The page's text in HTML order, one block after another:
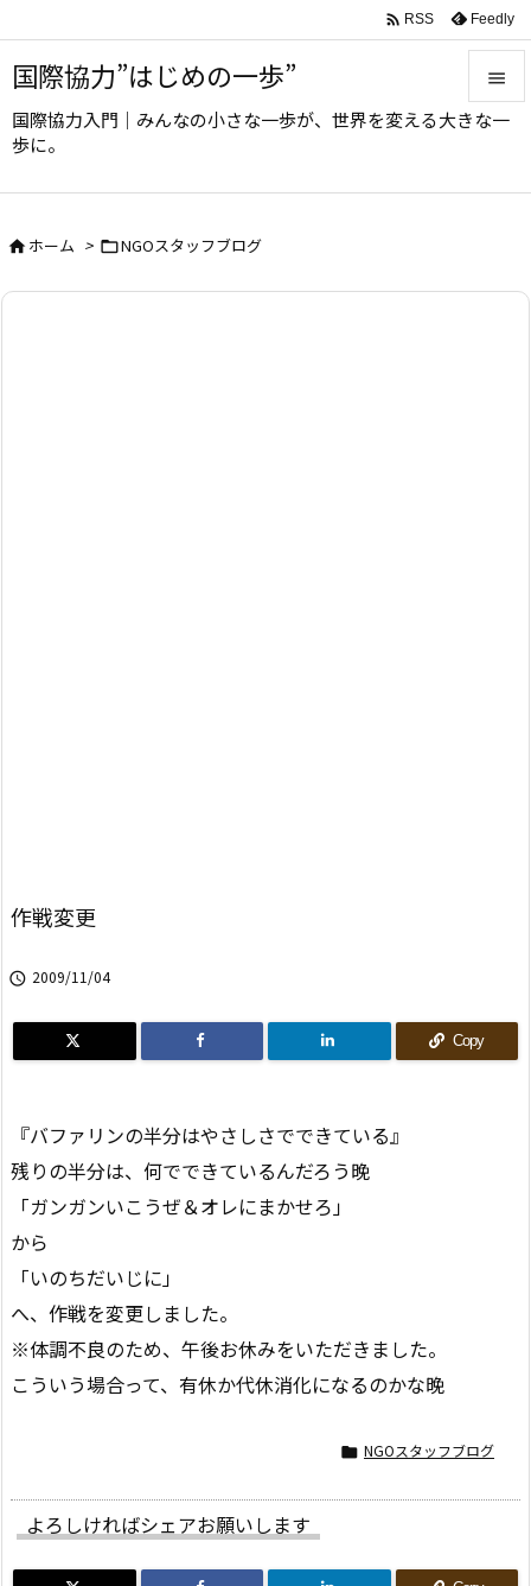
国際協力”はじめの一歩”
国際協力入門｜みんなの小さな一歩が、世界を変える大きな一
歩に。



 RSS Feedly
ホーム > NGOスタッフブログ
作戦変更
 2009/11/04
Copy
『バファリンの半分はやさしさでできている』
残りの半分は、何でできているんだろう晚
「ガンガンいこうぜ＆オレにまかせろ」
から
「いのちだいじに」
へ、作戦を変更しました。
※体調不良のため、午後お休みをいただきました。
こういう場合って、有休か代休消化になるのかな晚
 NGOスタッフブログ
よろしければシェアお願いします